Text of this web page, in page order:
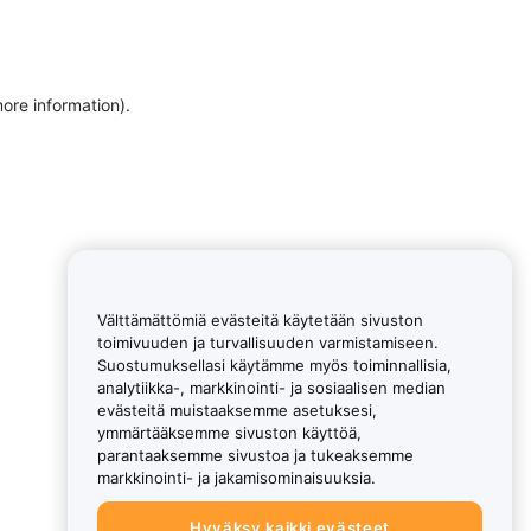
information).
Välttämättömiä evästeitä käytetään sivuston
toimivuuden ja turvallisuuden varmistamiseen.
Suostumuksellasi käytämme myös toiminnallisia,
analytiikka-, markkinointi- ja sosiaalisen median
evästeitä muistaaksemme asetuksesi,
ymmärtääksemme sivuston käyttöä,
parantaaksemme sivustoa ja tukeaksemme
markkinointi- ja jakamisominaisuuksia.